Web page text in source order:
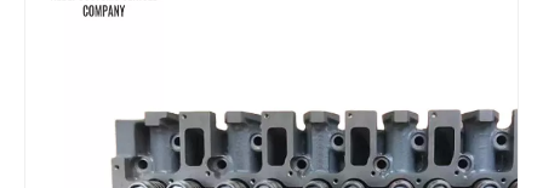
6154-21-1100 Bloque de cilindro para Komatsu PC400-7 Piezas de proveedor de cabezal de cilindro Piezas de maquinaria 6D125 6114-11-1100 para la cabeza del cilindro Proveedor de cabeza del cilindro 6115-11-1101 6115111101 Piezas de maquinaria 4D130 4D120 Motor